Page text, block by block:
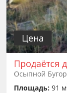
Цена
Продаётся
Осыпной
Площадь:91 м